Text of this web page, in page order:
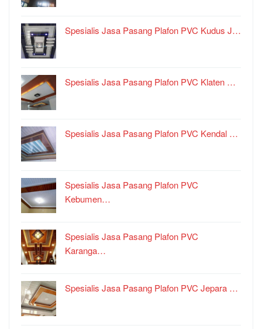
Spesialis Jasa Pasang Plafon PVC Kudus J…
Spesialis Jasa Pasang Plafon PVC Klaten …
Spesialis Jasa Pasang Plafon PVC Kendal …
Spesialis Jasa Pasang Plafon PVC
Kebumen…
Spesialis Jasa Pasang Plafon PVC
Karanga…
Spesialis Jasa Pasang Plafon PVC Jepara …